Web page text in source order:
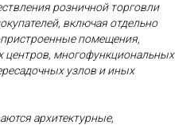
розничной торговли
включая отдельно
помещения,
центров, многофункциональных
узлов и иных
архитектурные,